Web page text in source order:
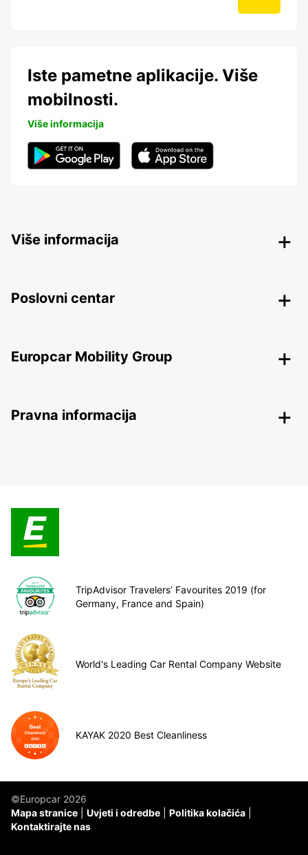
Iste pametne aplikacije. Više
mobilnosti.
Više informacija
Više informacija
Poslovni centar
Europcar Mobility Group
Pravna informacija
TripAdvisor Travelers’ Favourites 2019 (for
Germany, France and Spain)
World's Leading Car Rental Company Website
KAYAK 2020 Best Cleanliness
©Europcar 2026
Mapa stranice
Uvjeti i odredbe
Politika kolačića
Kontaktirajte nas